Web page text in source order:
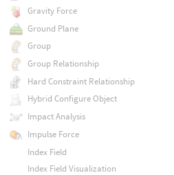
Gravity Force
Ground Plane
Group
Group Relationship
Hard Constraint Relationship
Hybrid Configure Object
Impact Analysis
Impulse Force
Index Field
Index Field Visualization